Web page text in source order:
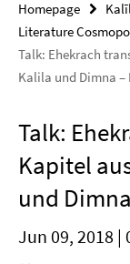
Homepage
Literature
Talk: Ehekrach
Kalila und Dimna –
Talk:
Kapitel
und
Jun 09, 2018 |